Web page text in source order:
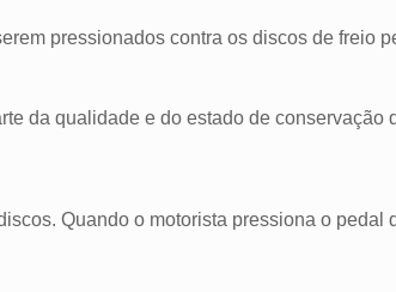
pressionados contra os discos de freio
da qualidade e do estado de conservação
Quando o motorista pressiona o